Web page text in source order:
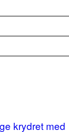
krydret med